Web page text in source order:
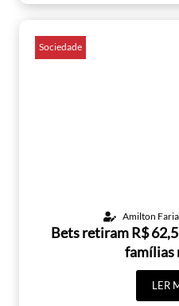
Sociedade
Amilton
Bets retiram R$
famílias
LER